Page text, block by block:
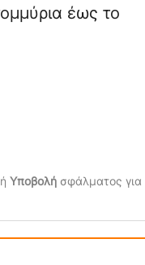
έως το
Υποβολήσφάλματος για